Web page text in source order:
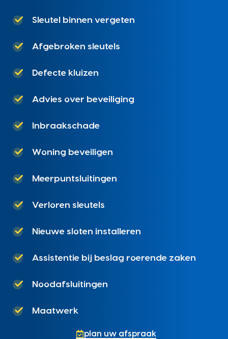
Sleutel binnen vergeten
Afgebroken sleutels
Defecte kluizen
Advies over beveiliging
Inbraakschade
Woning beveiligen
Meerpuntsluitingen
Verloren sleutels
Nieuwe sloten installeren
Assistentie bij beslag roerende zaken
Noodafsluitingen
Maatwerk
plan uw afspraak